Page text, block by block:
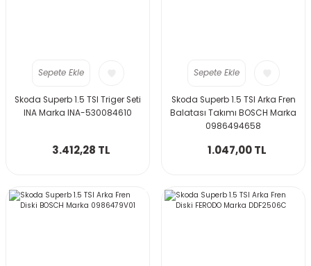
Sepete Ekle
Skoda Superb 1.5 TSI Triger Seti
INA Marka INA-530084610
3.412,28 TL
Sepete Ekle
Skoda Superb 1.5 TSI Arka Fren
Balatası Takımı BOSCH Marka
0986494658
1.047,00 TL